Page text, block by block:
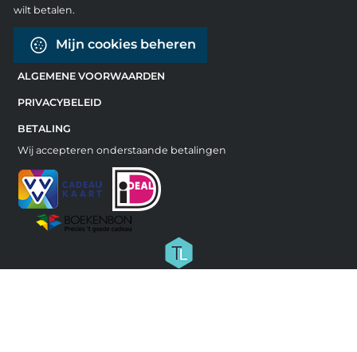
wilt betalen.
Mijn cookies beheren
ALGEMENE VOORWAARDEN
PRIVACYBELEID
BETALING
Wij accepteren onderstaande betalingen